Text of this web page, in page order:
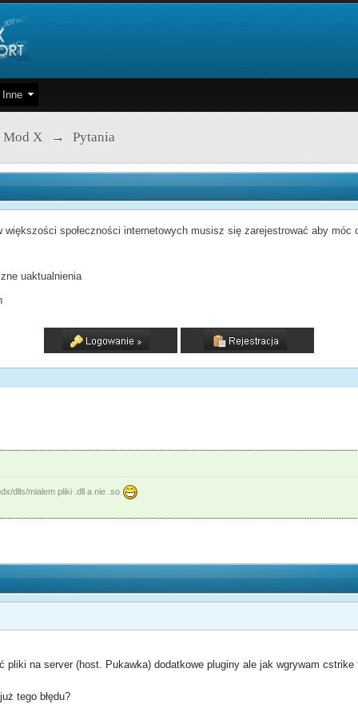
Inne
X → Pytania
większości społeczności internetowych musisz się zarejestrować aby
uaktualnienia
dlls/mialem pliki .dll a nie .so
pliki na server (host. Pukawka) dodatkowe pluginy ale jak wgrywam
tego błędu?